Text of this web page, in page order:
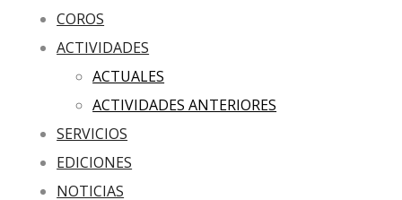
COROS
ACTIVIDADES
ACTUALES
ACTIVIDADES ANTERIORES
SERVICIOS
EDICIONES
NOTICIAS